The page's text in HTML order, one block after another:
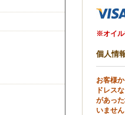
※オイ
個人情
お客様
ドレス
があっ
いませ